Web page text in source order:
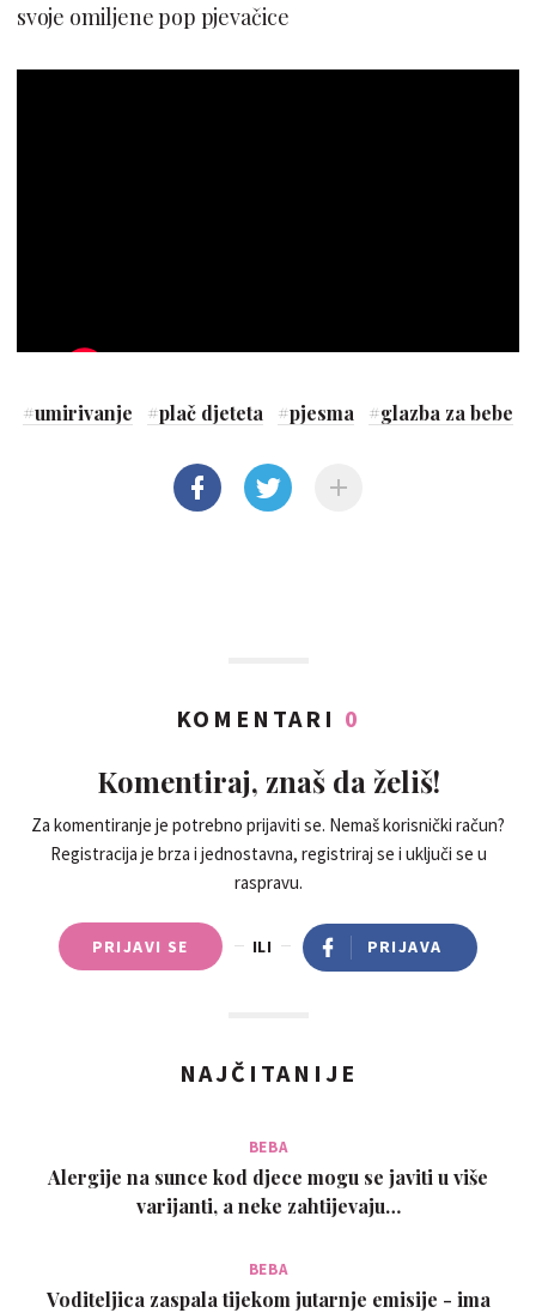
svoje omiljene pop pjevačice
#umirivanje #plač djeteta #pjesma #glazba za bebe
KOMENTARI 0
Komentiraj, znaš da želiš!
Za komentiranje je potrebno prijaviti se. Nemaš korisnički račun?
Registracija je brza i jednostavna, registriraj se i uključi se u
raspravu.
PRIJAVI SE ILI PRIJAVA
NAJČITANIJE
BEBA
Alergije na sunce kod djece mogu se javiti u više
varijanti, a neke zahtijevaju…
BEBA
Voditeljica zaspala tijekom jutarnje emisije - ima